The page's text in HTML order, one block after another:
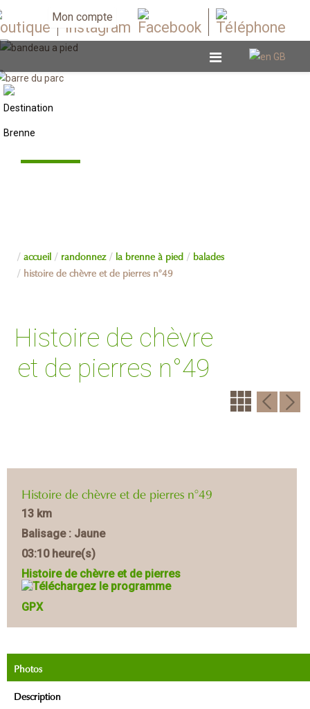
Mon compte
accueil randonnez la brenne à pied balades
histoire de chèvre et de pierres n°49
Histoire de chèvre
et de pierres n°49
Histoire de chèvre et de pierres n°49
13 km
Balisage : Jaune
03:10 heure(s)
Histoire de chèvre et de pierres
GPX
Photos
Description